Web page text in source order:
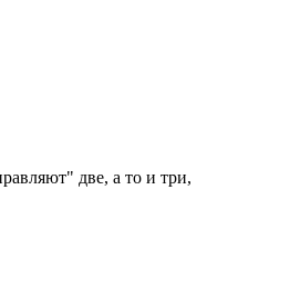
две, а то и три,